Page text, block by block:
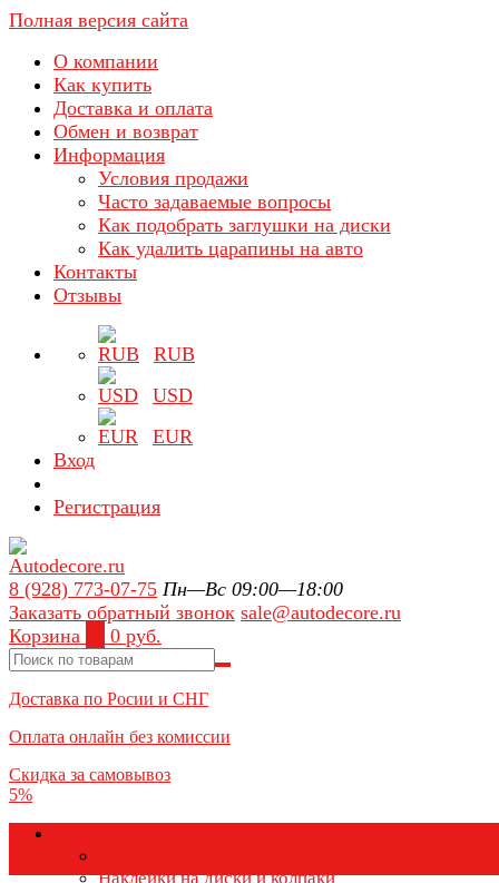
Полная версия сайта
О компании
Как купить
Доставка и оплата
Обмен и возврат
Информация
Условия продажи
Часто задаваемые вопросы
Как подобрать заглушки на диски
Как удалить царапины на авто
Контакты
Отзывы
RUB
USD
EUR
Вход
Регистрация
8 (928) 773-07-75 Пн—Вс 09:00—18:00
Заказать обратный звонок sale@autodecore.ru
Корзина
0 руб.
Доставка по Росии и СНГ
Оплата онлайн без комиссии
Скидка за самовывоз
5%
Наклейки на диски и колпаки